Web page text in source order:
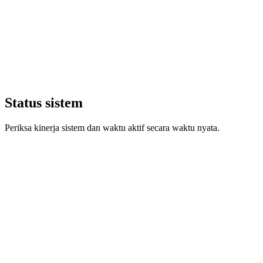
Status sistem
Periksa kinerja sistem dan waktu aktif secara waktu nyata.